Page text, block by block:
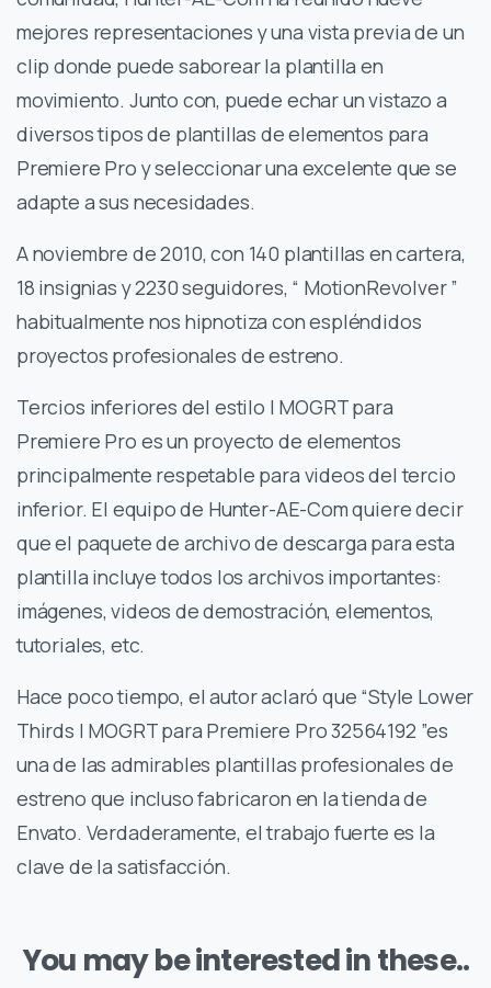
mejores representaciones y una vista previa de un
clip donde puede saborear la plantilla en
movimiento. Junto con, puede echar un vistazo a
diversos tipos de plantillas de elementos para
Premiere Pro y seleccionar una excelente que se
adapte a sus necesidades.
A noviembre de 2010, con 140 plantillas en cartera,
18 insignias y 2230 seguidores, “ MotionRevolver ”
habitualmente nos hipnotiza con espléndidos
proyectos profesionales de estreno.
Tercios inferiores del estilo | MOGRT para
Premiere Pro es un proyecto de elementos
principalmente respetable para videos del tercio
inferior. El equipo de Hunter-AE-Com quiere decir
que el paquete de archivo de descarga para esta
plantilla incluye todos los archivos importantes:
imágenes, videos de demostración, elementos,
tutoriales, etc.
Hace poco tiempo, el autor aclaró que “Style Lower
Thirds | MOGRT para Premiere Pro 32564192 ”es
una de las admirables plantillas profesionales de
estreno que incluso fabricaron en la tienda de
Envato. Verdaderamente, el trabajo fuerte es la
clave de la satisfacción.
You may be interested in these..